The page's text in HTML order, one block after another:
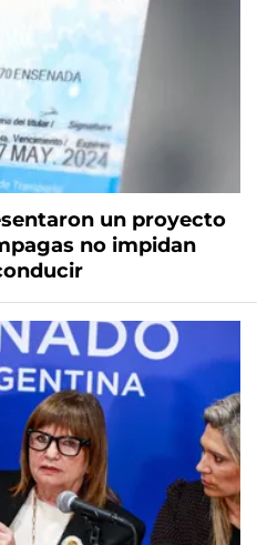
un proyecto
no impidan